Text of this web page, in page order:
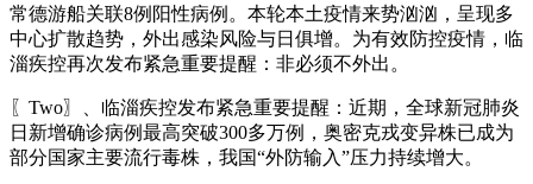
常德游船关联8例阳性病例。本轮本土疫情来势汹汹，呈现多
中心扩散趋势，外出感染风险与日俱增。为有效防控疫情，临
淄疾控再次发布紧急重要提醒：非必须不外出。
〖Two〗、临淄疾控发布紧急重要提醒：近期，全球新冠肺炎
日新增确诊病例最高突破300多万例，奥密克戎变异株已成为
部分国家主要流行毒株，我国“外防输入”压力持续增大。